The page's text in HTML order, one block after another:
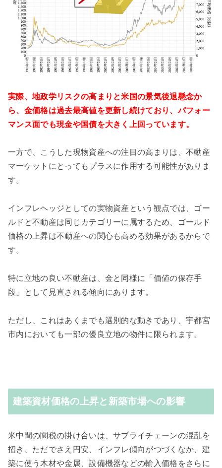
実際、地政学リスクの高まりと米国の景気後退懸念か
ら、金価格は過去最高値を更新し続けており、パフォー
マンス面でも現金や国債を大きく上回っています。
一方で、こうした現物資産への注目の高まりは、不動産
マーケットにとってもプラスに作用する可能性がありま
す。
インフレヘッジとしての実物資産という観点では、ゴー
ルドと不動産は同じカテゴリーに属するため、ゴールド
価格の上昇は不動産への関心も高める効果があるからで
す。
特に立地の良い不動産は、金と同様に「価値の保存手
段」として見直される傾向にあります。
ただし、これはあくまでも選別的な動きであり、宇都宮
市内においても一部の優良立地の物件に限られます。
建築資材価格の上昇と新築市場への影響
米中間の関税の掛け合いは、サプライチェーンの混乱を
招き、ただでさえ円安、インフレ傾向がつづくなか、建
築に使う木材や金属、設備機器などの輸入価格をさらに